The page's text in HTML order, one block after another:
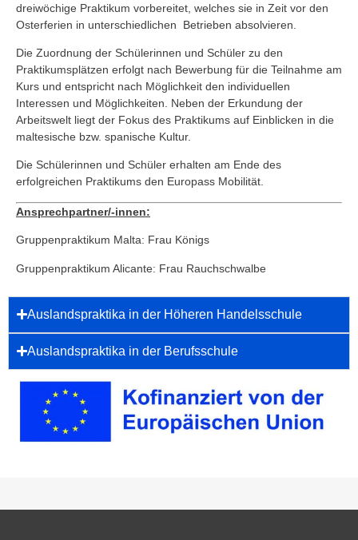
dreiwöchige Praktikum vorbereitet, welches sie in Zeit vor den
Osterferien in unterschiedlichen Betrieben absolvieren.
Die Zuordnung der Schülerinnen und Schüler zu den
Praktikumsplätzen erfolgt nach Bewerbung für die Teilnahme am
Kurs und entspricht nach Möglichkeit den individuellen
Interessen und Möglichkeiten. Neben der Erkundung der
Arbeitswelt liegt der Fokus des Praktikums auf Einblicken in die
maltesische bzw. spanische Kultur.
Die Schülerinnen und Schüler erhalten am Ende des
erfolgreichen Praktikums den Europass Mobilität.
Ansprechpartner/-innen:
Gruppenpraktikum Malta: Frau Königs
Gruppenpraktikum Alicante: Frau Rauchschwalbe
Auslandspraktika in der Höheren Handelsschule
Auslandspraktika in der Berufsschule